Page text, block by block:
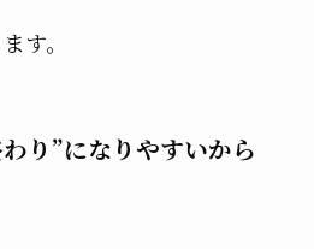
す。
り”になりやすいから